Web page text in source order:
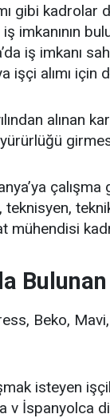
gibi kadrolar
imkanının
iş imkanı
işçi alımı için
alınan
yürürlüğü
teknisyen,
mühendisi
Beko,
isteyen
v İspanyolca